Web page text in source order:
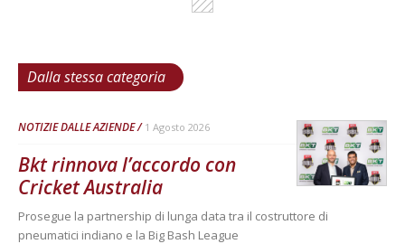
Dalla stessa categoria
NOTIZIE DALLE AZIENDE 1 Agosto 2026
Bkt rinnova l’accordo con
Cricket Australia
Prosegue la partnership di lunga data tra il costruttore di
pneumatici indiano e la Big Bash League